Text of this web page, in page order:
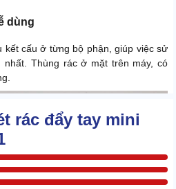
dùng
kết cấu ở từng bộ phận, giúp việc sử
nhất. Thùng rác ở mặt trên máy, có
rác đẩy tay mini